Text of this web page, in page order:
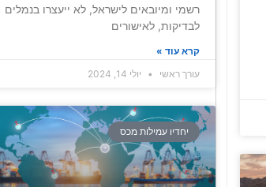
רשמי ומיובאים לישראל, לא ייעצרו בנמלים
לבדיקות, לאישורים
קרא עוד »
עורך ראשי
יולי 14, 2024
יחדיו עמילות מכס